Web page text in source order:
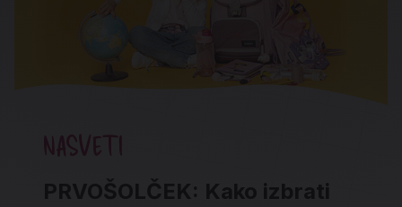
NASVETI
PRVOŠOLČEK: Kako izbrati